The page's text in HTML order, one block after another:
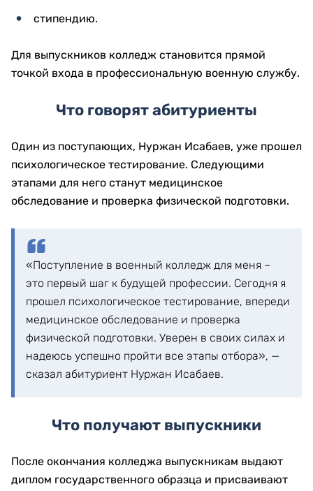
стипендию.
Для выпускников колледж становится прямой
точкой входа в профессиональную военную службу.
Что говорят абитуриенты
Один из поступающих, Нуржан Исабаев, уже прошел
психологическое тестирование. Следующими
этапами для него станут медицинское
обследование и проверка физической подготовки.
«Поступление в военный колледж для меня –
это первый шаг к будущей профессии. Сегодня я
прошел психологическое тестирование, впереди
медицинское обследование и проверка
физической подготовки. Уверен в своих силах и
надеюсь успешно пройти все этапы отбора», —
сказал абитуриент Нуржан Исабаев.
Что получают выпускники
После окончания колледжа выпускникам выдают
диплом государственного образца и присваивают